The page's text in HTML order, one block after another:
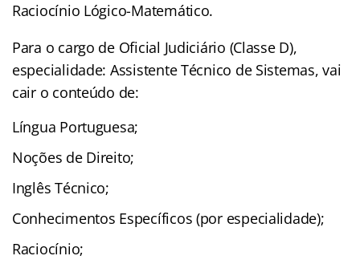
Raciocínio Lógico-Matemático.
Para o cargo de Oficial Judiciário (Classe D),
especialidade: Assistente Técnico de Sistemas, vai
cair o conteúdo de:
Língua Portuguesa;
Noções de Direito;
Inglês Técnico;
Conhecimentos Específicos (por especialidade);
Raciocínio;